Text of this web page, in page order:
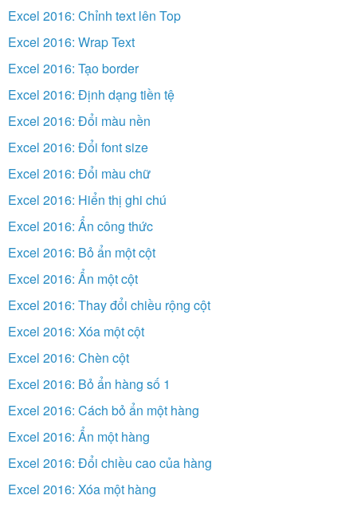
Excel 2016: Chỉnh text lên Top
Excel 2016: Wrap Text
Excel 2016: Tạo border
Excel 2016: Định dạng tiền tệ
Excel 2016: Đổi màu nền
Excel 2016: Đổi font size
Excel 2016: Đổi màu chữ
Excel 2016: Hiển thị ghi chú
Excel 2016: Ẩn công thức
Excel 2016: Bỏ ẩn một cột
Excel 2016: Ẩn một cột
Excel 2016: Thay đổi chiều rộng cột
Excel 2016: Xóa một cột
Excel 2016: Chèn cột
Excel 2016: Bỏ ẩn hàng số 1
Excel 2016: Cách bỏ ẩn một hàng
Excel 2016: Ẩn một hàng
Excel 2016: Đổi chiều cao của hàng
Excel 2016: Xóa một hàng